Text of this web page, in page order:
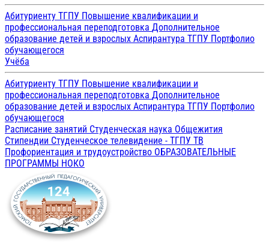
Абитуриенту ТГПУ Повышение квалификации и
профессиональная переподготовка Дополнительное
образование детей и взрослых Аспирантура ТГПУ Портфолио
обучающегося
Учёба
Абитуриенту ТГПУ Повышение квалификации и
профессиональная переподготовка Дополнительное
образование детей и взрослых Аспирантура ТГПУ Портфолио
обучающегося
Расписание занятий Студенческая наука Общежития
Стипендии Студенческое телевидение - ТГПУ ТВ
Профориентация и трудоустройство ОБРАЗОВАТЕЛЬНЫЕ
ПРОГРАММЫ НОКО